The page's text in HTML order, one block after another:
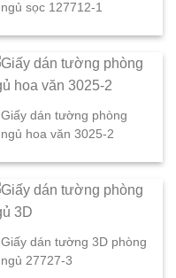
ngủ sọc 127712-1
Giấy dán tường phòng
ngủ hoa văn 3025-2
Giấy dán tường 3D phòng
ngủ 27727-3